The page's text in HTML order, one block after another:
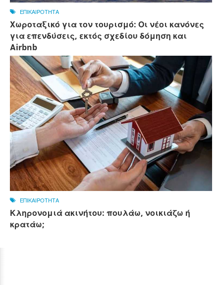
ΕΠΙΚΑΙΡΟΤΗΤΑ
Χωροταξικό για τον τουρισμό: Οι νέοι κανόνες
για επενδύσεις, εκτός σχεδίου δόμηση και
Αirbnb
ΕΠΙΚΑΙΡΟΤΗΤΑ
Κληρονομιά ακινήτου: πουλάω, νοικιάζω ή
κρατάω;